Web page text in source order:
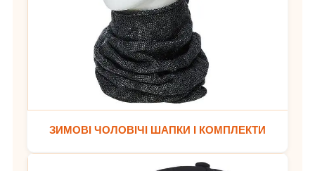
ЗИМОВІ ЧОЛОВІЧІ ШАПКИ І КОМПЛЕКТИ